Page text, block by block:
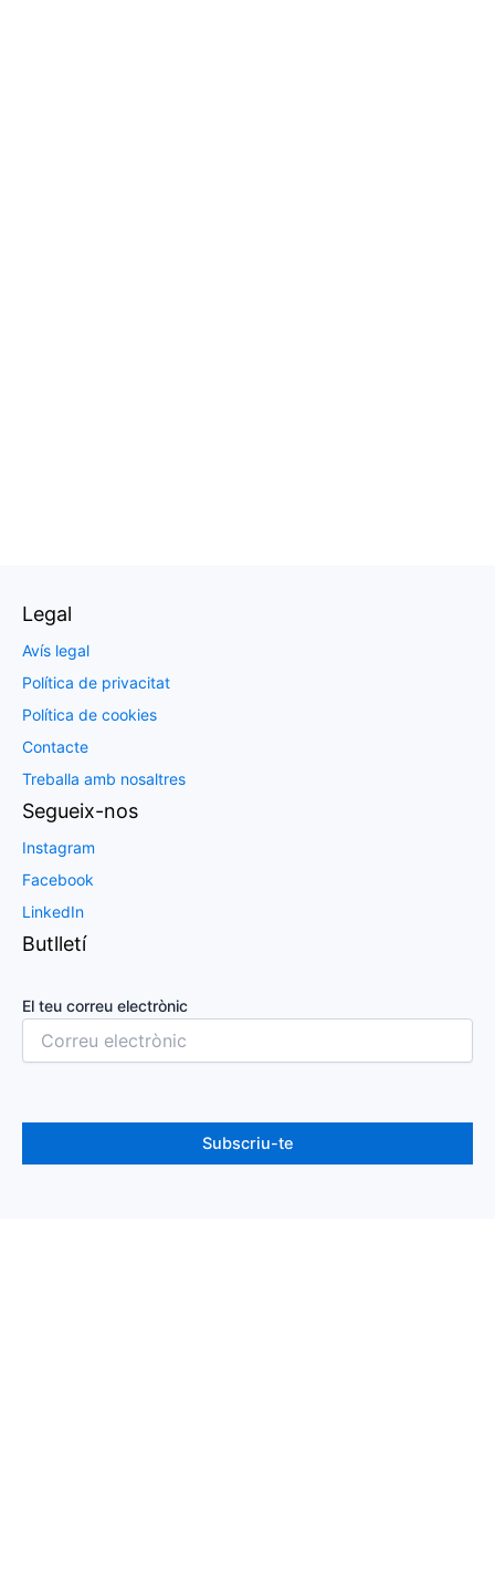
Legal
Avís legal
Política de privacitat
Política de cookies
Contacte
Treballa amb nosaltres
Segueix-nos
Instagram
Facebook
LinkedIn
Butlletí
El teu correu electrònic